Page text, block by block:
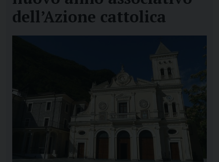
dell’Azione cattolica